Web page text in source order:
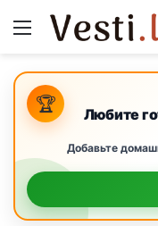
Menu
🏆 Любите
Добавьте